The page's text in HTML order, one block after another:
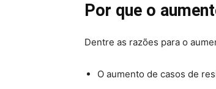
Por que o
Dentre as razões para o
O aumento de casos de